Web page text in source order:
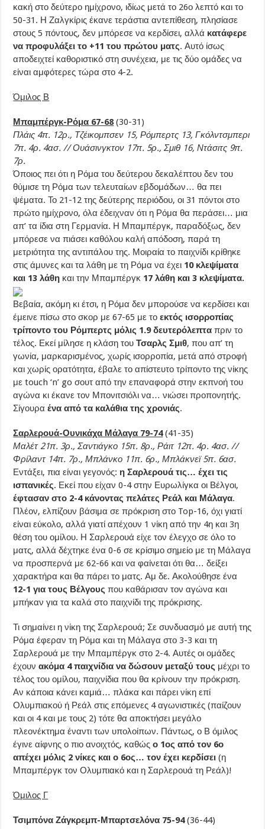
κακή στο δεύτερο ημίχρονο, ιδίως μετά το 26ο λεπτό και το
50-31. Η Ζαλγκίρις έκανε τεράστια αντεπίθεση, πλησίασε
στους 5 πόντους, δεν μπόρεσε να κερδίσει, αλλά κατάφερε
να προφυλάξει το +11 του πρώτου ματς. Αυτό ίσως
αποδειχτεί καθοριστικό στη συνέχεια, με τις δύο ομάδες να
είναι αμφότερες τώρα στο 4-2.
Όμιλος Β
Μπαμπέργκ-Ρόμα 67-68(30-31)
Πλάις 4π. 12ρ., Τζέικομπσεν 15, Ρόμπερτς 13, Γκόλντσμπερι
7π. 4ρ. 4ασ. // Ουάσινγκτον 17π. 5ρ., Σμιθ 16, Ντάσιτς 9π.
7ρ.
Όποιος πει ότι η Ρόμα του δεύτερου δεκαλέπτου δεν του
θύμισε τη Ρόμα των τελευταίων εβδομάδων… θα πει
ψέματα. Το 21-12 της δεύτερης περιόδου, οι 31 πόντοι στο
πρώτο ημίχρονο, όλα έδειχναν ότι η Ρόμα θα περάσει… μια
απ’ τα ίδια στη Γερμανία. Η Μπαμπέργκ, παραδόξως, δεν
μπόρεσε να πιάσει καθόλου καλή απόδοση, παρά τη
μετριότητα της αντιπάλου της. Μοιραία το παιχνίδι κρίθηκε
στις άμυνες και τα λάθη με τη Ρόμα να έχει 10 κλεψίματα
και 13 λάθη και την Μπαμπέργκ 17 λάθη και 3 κλεψίματα.
Βεβαία, ακόμη κι έτσι, η Ρόμα δεν μπορούσε να κερδίσει και
έμεινε πίσω στο σκορ με 67-65 με τοεκτός ισορροπίας
τρίποντο του Ρόμπερτς μόλις 1.9 δευτερόλεπτα πριν το
τέλος. Εκεί μίλησε η κλάση τουΤσαρλς Σμιθ, που απ’ τη
γωνία, μαρκαρισμένος, χωρίς ισορροπία, μετά από στροφή
και χωρίς ορατότητα, έβαλε το απίστευτο τρίποντο της νίκης
με touch ‘n’ go σουτ από την επαναφορά στην εκπνοή του
αγώνα κι έκανε τον Μπονιτσιόλι να… νιώσει προπονητής.
Σίγουρα ένα από τα καλάθια της χρονιάς.
Σαρλερουά-Ουνικάχα Μάλαγα 79-74(41-35)
Μαλέτ 21π. 3ρ., Σαντιάγκο 15π. 8ρ., Ράιτ 12π. 4ρ. 4ασ. //
Φρίλαντ 14π. 7ρ., Μπλάνκο 11π. 6ρ., Μπλάκνεϊ 5π. 6ασ.
Εντάξει, πια είναι γεγονός: η Σαρλερουά τις… έχει τις
ισπανικές. Εκεί που είχαν 0-4 στην Ευρωλίγκα οι Βέλγοι,
έφτασαν στο 2-4 κάνοντας πελάτες Ρεάλ και Μάλαγα.
Πλέον, ελπίζουν βάσιμα σε πρόκριση στο Top-16, όχι γιατί
είναι εύκολο, αλλά γιατί απέχουν 1 νίκη από την 4η και 3η
θέση του ομίλου. Η Σαρλερουά είχε τον έλεγχο σε όλο το
ματς, αλλά δέχτηκε ένα 0-6 σε κρίσιμο σημείο με τη Μάλαγα
να προσπερνά με 62-66 και να φαίνεται ότι θα… δείξει
χαρακτήρα και θα πάρει το ματς. Αμ δε. Ακολούθησε ένα
12-1 για τους Βέλγους που καθάρισαν τον αγώνα και
μπήκαν για τα καλά στο παιχνίδι της πρόκρισης.
Τι σημαίνει η νίκη της Σαρλερουά; Σε συνδυασμό με αυτή της
Ρόμα έφεραν τη Ρόμα και τη Μάλαγα στο 3-3 και τη
Σαρλερουά με την Μπαμπέργκ στο 2-4. Αυτές οι ομάδες
έχουνακόμα 4 παιχνίδια να δώσουν μεταξύ τους μέχρι το
τέλος του ομίλου, παιχνίδια που θα κρίνουν την πρόκριση.
Αν κάποια κάνει καμιά… πλάκα και πάρει νίκη επί
Ολυμπιακού ή Ρεάλ στις επόμενες 4 αγωνιστικές (παίζουν
και οι 4 και με τους 2) τότε θα αποκτήσει μεγάλο
πλεονέκτημα έναντι των υπολοίπων. Πάντως, ο Β όμιλος
έγινε αίφνης ο πιο ανοιχτός, καθώς ο 1ος από τον 6ο
απέχει μόλις 2 νίκες και ο 6ος… τον έχει κερδίσει (η
Μπαμπέργκ τον Ολυμπιακό και η Σαρλερουά τη Ρεάλ)!
Όμιλος Γ
Τσιμπόνα Ζάγκρεμπ-Μπαρτσελόνα 75-94(36-44)